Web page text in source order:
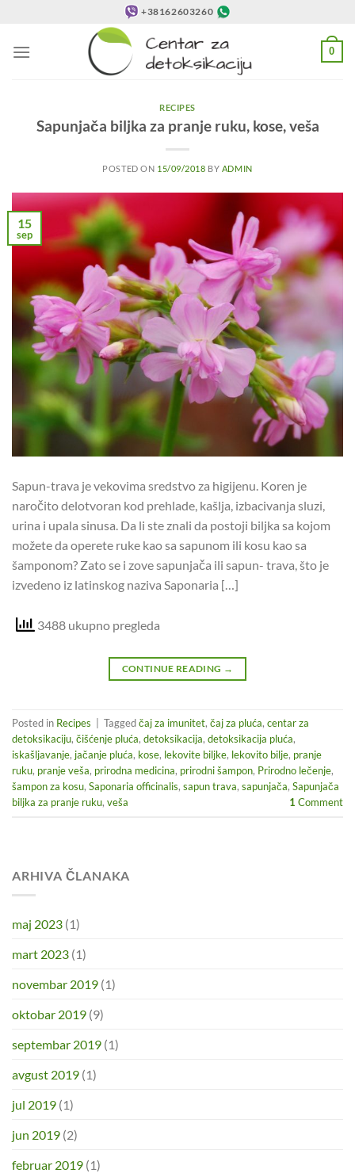
sadržaj
+38162603260
0
RECIPES
Sapunjača biljka za pranje ruku, kose, veša
POSTED ON 15/09/2018 BY ADMIN
15
sep
Sapun-trava je vekovima sredstvo za higijenu. Koren je
naročito delotvoran kod prehlade, kašlja, izbacivanja sluzi,
urina i upala sinusa. Da li ste znali da postoji biljka sa kojom
možete da operete ruke kao sa sapunom ili kosu kao sa
šamponom? Zato se i zove sapunjača ili sapun- trava, što je
izvedeno iz latinskog naziva Saponaria […]
3488 ukupno pregleda
CONTINUE READING →
Posted in Recipes Taggedčaj za imunitet, čaj za pluća, centar za
detoksikaciju, čišćenje pluća, detoksikacija, detoksikacija pluća,
iskašljavanje, jačanje pluća, kose, lekovite biljke, lekovito bilje, pranje
ruku, pranje veša, prirodna medicina, prirodni šampon, Prirodno lečenje,
šampon za kosu, Saponaria officinalis, sapun trava, sapunjača, Sapunjača
biljka za pranje ruku, veša 1 Comment
ARHIVA ČLANAKA
maj 2023 (1)
mart 2023 (1)
novembar 2019 (1)
oktobar 2019 (9)
septembar 2019 (1)
avgust 2019 (1)
jul 2019 (1)
jun 2019 (2)
februar 2019 (1)